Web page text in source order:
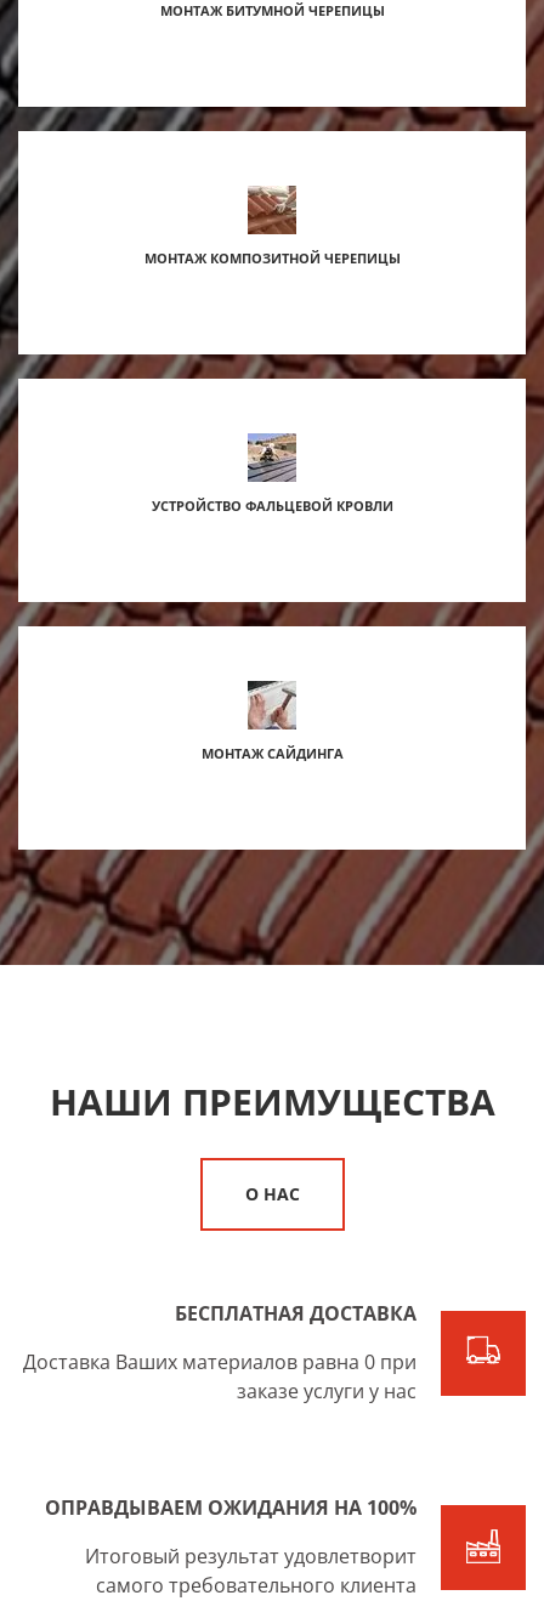
МОНТАЖ БИТУМНОЙ ЧЕРЕПИЦЫ
МОНТАЖ КОМПОЗИТНОЙ ЧЕРЕПИЦЫ
УСТРОЙСТВО ФАЛЬЦЕВОЙ КРОВЛИ
МОНТАЖ САЙДИНГА
НАШИ ПРЕИМУЩЕСТВА
О НАС
БЕСПЛАТНАЯ ДОСТАВКА
Доставка Ваших материалов равна 0 при
заказе услуги у нас
ОПРАВДЫВАЕМ ОЖИДАНИЯ НА 100%
Итоговый результат удовлетворит
самого требовательного клиента